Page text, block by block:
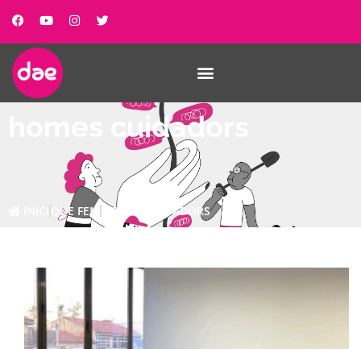
homes cuidadors
QUE FEM HOMES CUIDADORS